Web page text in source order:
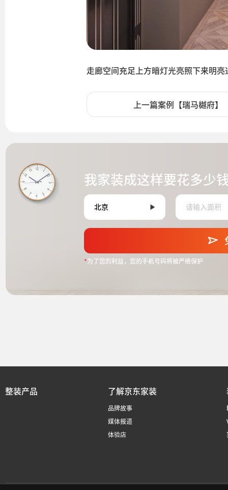
走廊空间充足上方暗灯光亮照下来明亮
上一篇案例【瑞马樾府】
我家装成这样要花多少
*为了您的利益，您的手机号码将被严格保护
整装产品 了解京东家装
品牌故事
媒体报道
体验店